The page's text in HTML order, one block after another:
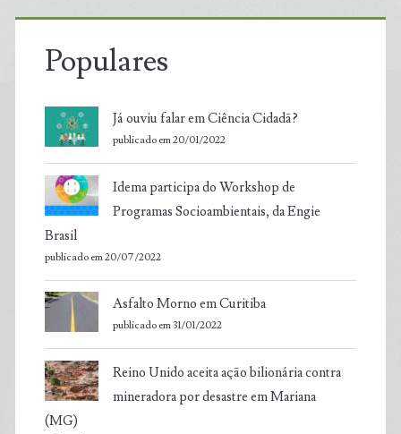
Populares
Já ouviu falar em Ciência Cidadã?
publicado em 20/01/2022
Idema participa do Workshop de
Programas Socioambientais, da Engie
Brasil
publicado em 20/07/2022
Asfalto Morno em Curitiba
publicado em 31/01/2022
Reino Unido aceita ação bilionária contra
mineradora por desastre em Mariana
(MG)